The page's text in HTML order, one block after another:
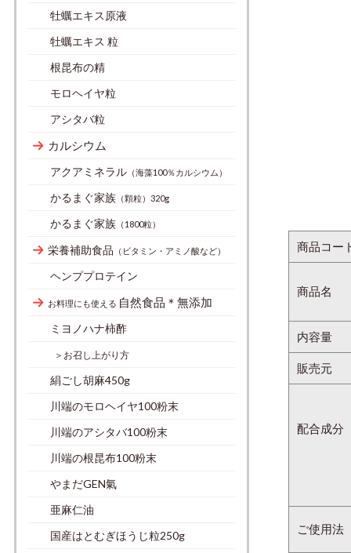
商品コー
商品名
内容量
販売元
配合成分
ご使用法
牡蠣エキス原液
牡蠣エキス 粒
根昆布の精
モロヘイヤ粒
アシタバ粒
カルシウム
アクアミネラル （海藻100％カルシウム）
かるまぐ家族 （顆粒）320g
かるまぐ家族 （1800粒）
栄養補助食品 （ビタミン・アミノ酸など）
ヘンププロテイン
お料理にも使える 自然食品＊無添加
ミヨノハナ柿酢
＞お召し上がり方
絹ごし胡麻450g
川端のモロヘイヤ100粉末
川端のアシタバ100粉末
川端の根昆布100粉末
やまだGEN氣
亜麻仁油
国産はとむぎほうじ粒250g